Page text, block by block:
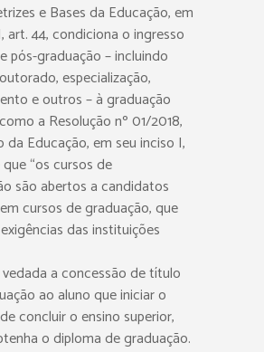
e Bases da Educação, em
art. 44, condiciona o ingresso
pós-graduação – incluindo
especialização,
e outros – à graduação
a Resolução nº 01/2018,
Educação, em seu inciso I,
“os cursos de
são abertos a candidatos
cursos de graduação, que
das instituições
a concessão de título
ao aluno que iniciar o
concluir o ensino superior,
o diploma de graduação.